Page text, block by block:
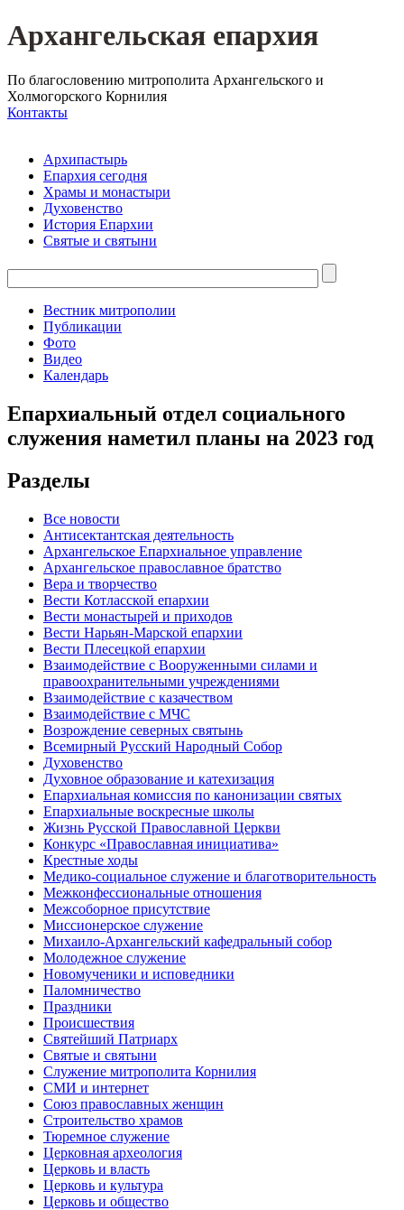
Архангельская епархия
По благословению митрополита Архангельского и
Холмогорского Корнилия
Контакты
Архипастырь
Епархия сегодня
Храмы и монастыри
Духовенство
История Епархии
Святые и святыни
Вестник митрополии
Публикации
Фото
Видео
Календарь
Епархиальный отдел социального
служения наметил планы на 2023 год
Разделы
Все новости
Антисектантская деятельность
Архангельское Епархиальное управление
Архангельское православное братство
Вера и творчество
Вести Котласской епархии
Вести монастырей и приходов
Вести Нарьян-Марской епархии
Вести Плесецкой епархии
Взаимодействие с Вооруженными силами и
правоохранительными учреждениями
Взаимодействие с казачеством
Взаимодействие с МЧС
Возрождение северных святынь
Всемирный Русский Народный Собор
Духовенство
Духовное образование и катехизация
Епархиальная комиссия по канонизации святых
Епархиальные воскресные школы
Жизнь Русской Православной Церкви
Конкурс «Православная инициатива»
Крестные ходы
Медико-социальное служение и благотворительность
Межконфессиональные отношения
Межсоборное присутствие
Миссионерское служение
Михаило-Архангельский кафедральный собор
Молодежное служение
Новомученики и исповедники
Паломничество
Праздники
Происшествия
Святейший Патриарх
Святые и святыни
Служение митрополита Корнилия
СМИ и интернет
Союз православных женщин
Строительство храмов
Тюремное служение
Церковная археология
Церковь и власть
Церковь и культура
Церковь и общество